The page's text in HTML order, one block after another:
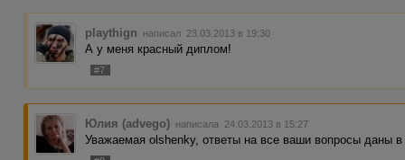
playthign написал 23.03.2013 в 19:30
А у меня красный диплом!
#7
Юлия (advego) написала 24.03.2013 в 15:27
Уважаемая olshenky, ответы на все ваши вопросы даны